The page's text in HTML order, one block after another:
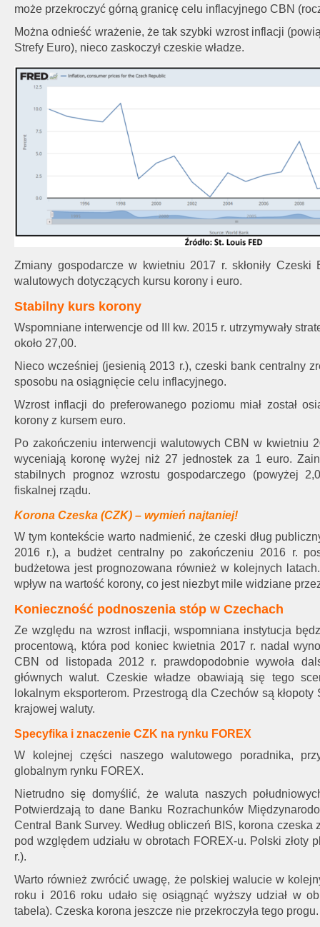
może przekroczyć górną granicę celu inflacyjnego CBN
Można odnieść wrażenie, że tak szybki wzrost inflacji
Strefy Euro), nieco zaskoczył czeskie władze.
Zmiany gospodarcze w kwietniu 2017 r. skłoniły
walutowych dotyczących kursu korony i euro.
Stabilny kurs korony
Wspomniane interwencje od III kw. 2015 r. utrzymywały
około 27,00.
Nieco wcześniej (jesienią 2013 r.), czeski bank centralny
sposobu na osiągnięcie celu inflacyjnego.
Wzrost inflacji do preferowanego poziomu miał został
korony z kursem euro.
Po zakończeniu interwencji walutowych CBN w kwietniu
wyceniają koronę wyżej niż 27 jednostek za 1 euro.
stabilnych prognoz wzrostu gospodarczego (powyżej
fiskalnej rządu.
Korona Czeska (CZK) – wymień najtaniej!
W tym kontekście warto nadmienić, że czeski dług
2016 r.), a budżet centralny po zakończeniu 2016 r.
budżetowa jest prognozowana również w kolejnych
wpływ na wartość korony, co jest niezbyt mile widziane
Konieczność podnoszenia stóp w Czechach
Ze względu na wzrost inflacji, wspomniana instytucja
procentową, która pod koniec kwietnia 2017 r. nadal
CBN od listopada 2012 r. prawdopodobnie wywoła
głównych walut. Czeskie władze obawiają się tego
lokalnym eksporterom. Przestrogą dla Czechów są
krajowej waluty.
Specyfika i znaczenie CZK na rynku FOREX
W kolejnej części naszego walutowego poradnika,
globalnym rynku FOREX.
Nietrudno się domyślić, że waluta naszych
Potwierdzają to dane Banku Rozrachunków
Central Bank Survey. Według obliczeń BIS, korona
pod względem udziału w obrotach FOREX-u. Polski
r.).
Warto również zwrócić uwagę, że polskiej walucie w
roku i 2016 roku udało się osiągnąć wyższy udział w
tabela). Czeska korona jeszcze nie przekroczyła tego progu.